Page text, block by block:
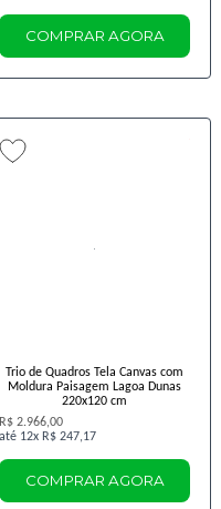
COMPRAR AGORA
Trio de Quadros Tela Canvas com
Moldura Paisagem Lagoa Dunas
220x120 cm
R$ 2.966,00
12x R$ 247,17
COMPRAR AGORA